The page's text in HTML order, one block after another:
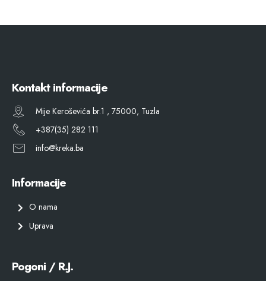
Kontakt informacije
Mije Keroševića br.1 , 75000, Tuzla
+387(35) 282 111
info@kreka.ba
Informacije
O nama
Uprava
Pogoni / R.J.